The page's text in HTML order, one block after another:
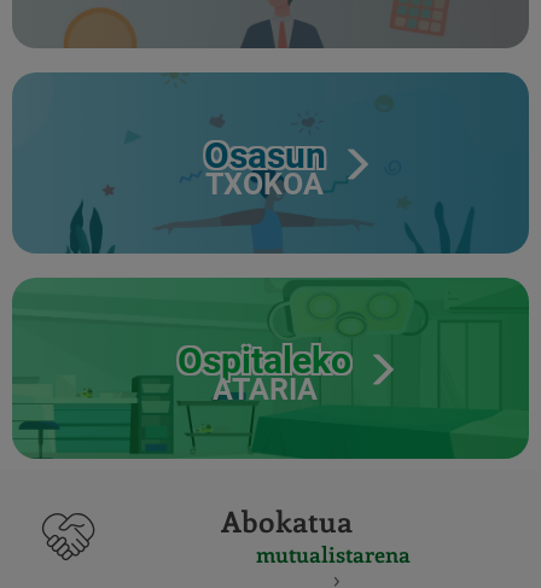
Osasun
TXOKOA
Ospitaleko
ATARIA
Abokatua
mutualistarena